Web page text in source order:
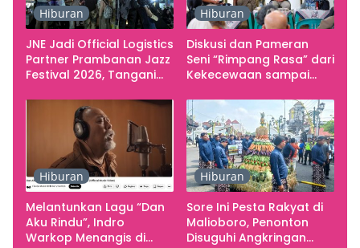
Hiburan
JNE Jadi Official Logistics
Partner Prambanan Jazz
Festival 2026, Tangani
Kebutuhan Konser
Hiburan
Diskusi dan Pameran
Seni “Rimpang Rasa” dari
Kekecewaan sampai
Yogyakarta sebagai
Pusat Pergerakan Seni
Rupa Indonesia
Hiburan
Melantunkan Lagu “Dan
Aku Rindu”, Indro
Warkop Menangis di
Hiburan
Sore Ini Pesta Rakyat di
Malioboro, Penonton
Disuguhi Angkringan